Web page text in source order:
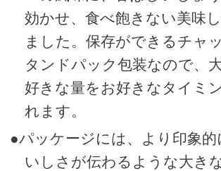
効かせ、食べ飽きない美味
ました。保存ができるチャ
タンドパック包装なので、
好きな量をお好きなタイミ
れます。
●パッケージには、より印象的
いしさが伝わるような大き